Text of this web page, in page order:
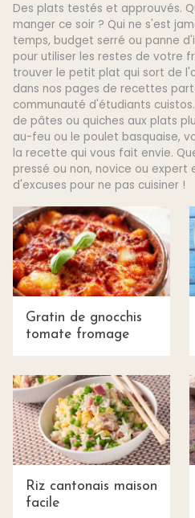
Des plats testés et approuvés.
manger ce soir ? Qui ne s'est
temps, budget serré ou panne
pour utiliser les restes de votre
trouver le petit plat qui sort de
dans nos pages de recettes
communauté d'étudiants
de pâtes ou quiches aux plats
au-feu ou le poulet basquaise,
la recette qui vous fait envie.
pressé ou non, novice ou expert
d'excuses pour ne pas cuisiner !
Gratin de gnocchis
tomate fromage
Riz cantonais maison
facile